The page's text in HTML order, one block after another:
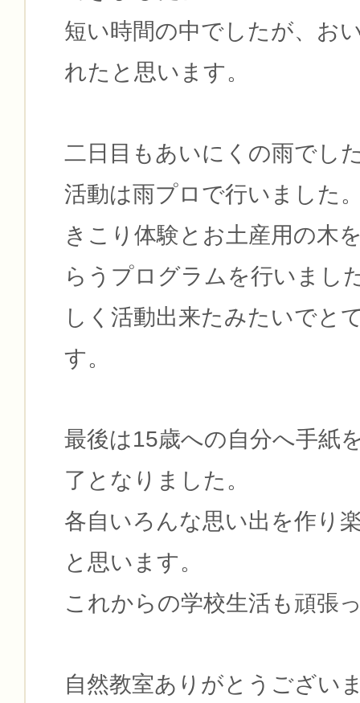
短い時間の中でしたが、お
れたと思います。
二日目もあいにくの雨でし
活動は雨プロで行いました
きこり体験とお土産用の木
らうプログラムを行いまし
しく活動出来たみたいでと
す。
最後は15歳への自分へ手紙
了となりました。
各自いろんな思い出を作り
と思います。
これからの学校生活も頑張
自然教室ありがとうござい